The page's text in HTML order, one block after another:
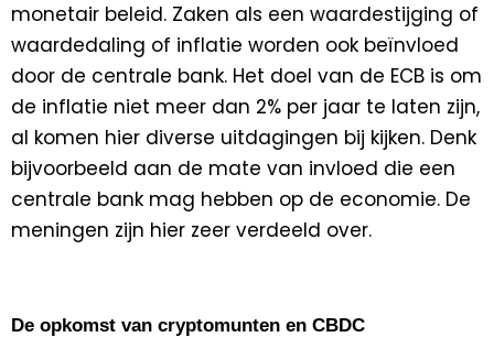
monetair beleid. Zaken als een waardestijging of
waardedaling of inflatie worden ook beïnvloed
door de centrale bank. Het doel van de ECB is om
de inflatie niet meer dan 2% per jaar te laten zijn,
al komen hier diverse uitdagingen bij kijken. Denk
bijvoorbeeld aan de mate van invloed die een
centrale bank mag hebben op de economie. De
meningen zijn hier zeer verdeeld over.
De opkomst van cryptomunten en CBDC